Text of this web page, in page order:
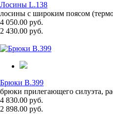
Лосины L.138
лосины с широким поясом
4 050.00 руб.
2 430.00 руб.
Брюки B.399
брюки прилегающего силуэта,
4 830.00 руб.
2 898.00 руб.